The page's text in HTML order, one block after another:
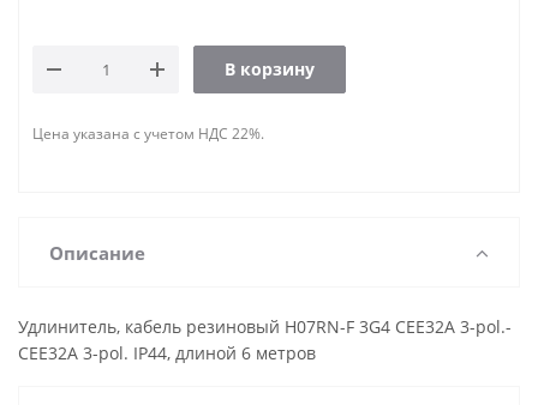
В корзину
Цена указана с учетом НДС 22%.
Описание
Удлинитель, кабель резиновый H07RN-F 3G4 CEE32A 3-pol.-
CEE32A 3-pol. IP44, длиной 6 метров